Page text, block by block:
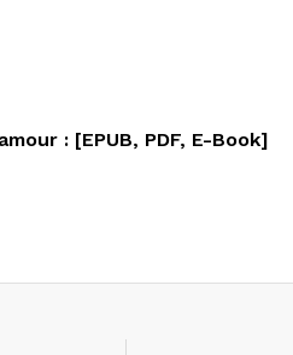
: [EPUB, PDF, E-Book]